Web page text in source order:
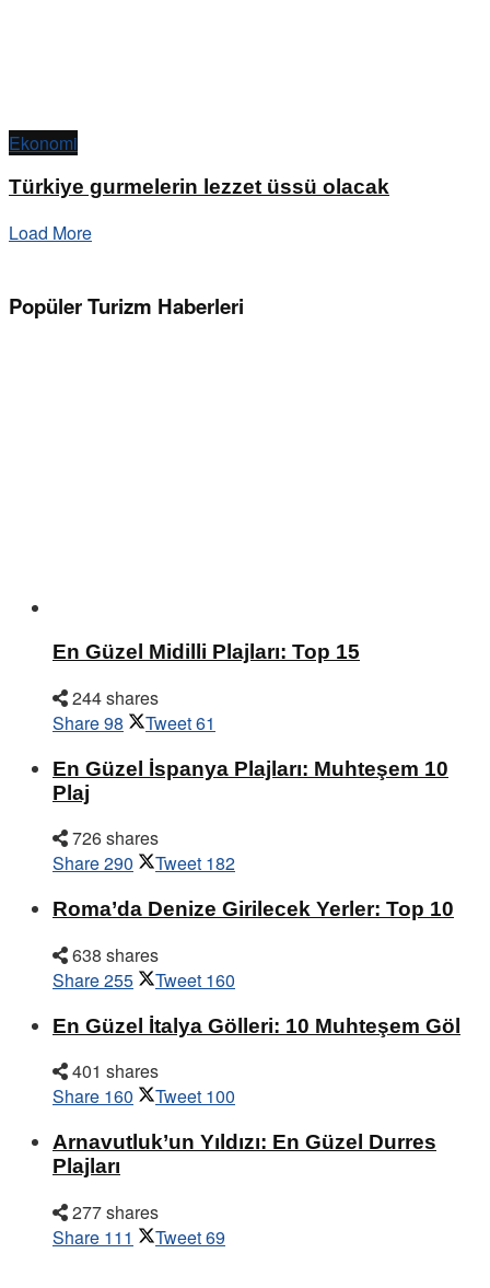
Ekonomi
Türkiye gurmelerin lezzet üssü olacak
Load More
Popüler Turizm Haberleri
En Güzel Midilli Plajları: Top 15
244 shares
Share98 Tweet61
En Güzel İspanya Plajları: Muhteşem 10
Plaj
726 shares
Share290 Tweet 182
Roma’da Denize Girilecek Yerler: Top 10
638 shares
Share255 Tweet 160
En Güzel İtalya Gölleri: 10 Muhteşem Göl
401 shares
Share 160 Tweet 100
Arnavutluk’un Yıldızı: En Güzel Durres
Plajları
277 shares
Share 111 Tweet69